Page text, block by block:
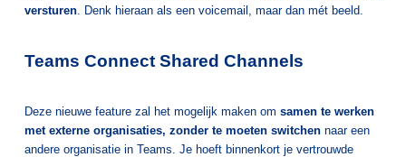
versturen. Denk hieraan als een voicemail, maar dan mét beeld.
Teams Connect Shared Channels
Deze nieuwe feature zal het mogelijk maken om samen te werken
met externe organisaties, zonder te moeten switchennaar een
andere organisatie in Teams. Je hoeft binnenkort je vertrouwde